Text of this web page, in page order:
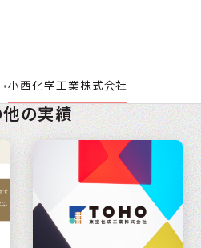
小西化学工業株式会社
他の実績